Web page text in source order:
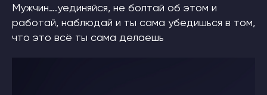
Мужчин….уединяйся, не болтай об этом и
работай, наблюдай и ты сама убедишься в том,
что это всё ты сама делаешь